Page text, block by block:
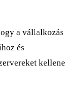
a vállalkozás
és
kellene